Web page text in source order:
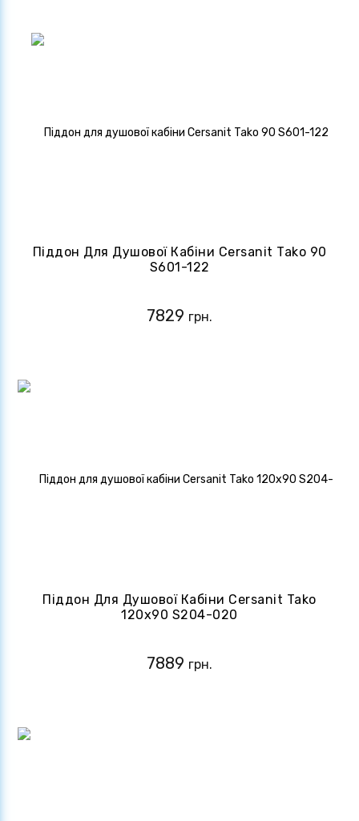
Піддон Для Душової Кабіни Cersanit Tako 90
S601-122
7829 грн.
Піддон Для Душової Кабіни Cersanit Tako
120x90 S204-020
7889 грн.